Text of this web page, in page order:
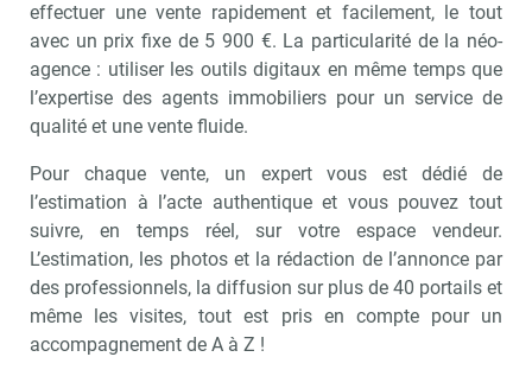
effectuer une vente rapidement et facilement, le tout
avec un prix fixe de 5 900 €. La particularité de la néo-
agence : utiliser les outils digitaux en même temps que
l’expertise des agents immobiliers pour un service de
qualité et une vente fluide.
Pour chaque vente, un expert vous est dédié de
l’estimation à l’acte authentique et vous pouvez tout
suivre, en temps réel, sur votre espace vendeur.
L’estimation, les photos et la rédaction de l’annonce par
des professionnels, la diffusion sur plus de 40 portails et
même les visites, tout est pris en compte pour un
accompagnement de A à Z !